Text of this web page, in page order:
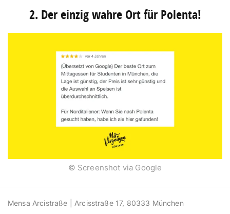
2. Der einzig wahre Ort für Polenta!
© Screenshot via Google
Mensa Arcistraße | Arcisstraße 17, 80333 München